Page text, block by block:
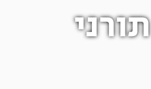
תורני